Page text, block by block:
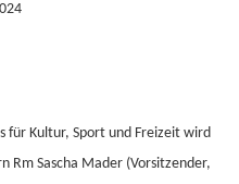
für Kultur, Sport und Freizeit wird
Rm Sascha Mader (Vorsitzender,